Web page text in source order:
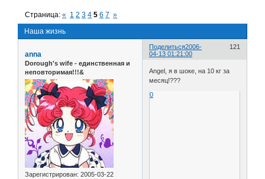
Наша жизнь
Страница:« 1 2 3 4 5 6 7 »
Поделиться 121
2006-
04-13 01:21:00
anna
Dorough's wife - единственная и
неповторимая!!!&
Зарегистрирован: 2005-03-22
Angel, я в шоке, на 10 кг за
месяц!???
0